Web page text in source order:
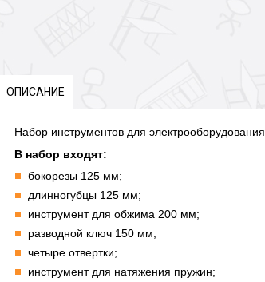
ОПИСАНИЕ
Набор инструментов для электрооборудования
В набор входят:
бокорезы 125 мм;
длинногубцы 125 мм;
инструмент для обжима 200 мм;
разводной ключ 150 мм;
четыре отвертки;
инструмент для натяжения пружин;